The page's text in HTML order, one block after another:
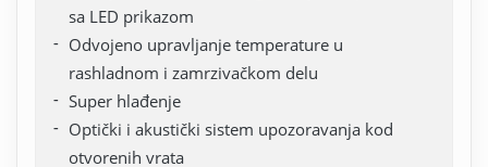
sa LED prikazom
Odvojeno upravljanje temperature u
rashladnom i zamrzivačkom delu
Super hlađenje
Optički i akustički sistem upozoravanja kod
otvorenih vrata